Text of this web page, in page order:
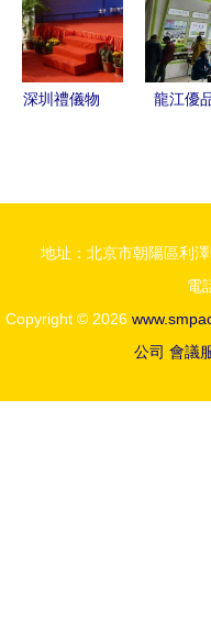
監測評
議，筑
量安全防
深圳禮儀物
服務
龍江優
第十八屆
國國際農
品交易
地址：北京市朝陽區利
電
Copyright © 2026
公司 會議